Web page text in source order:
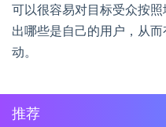
可以很容易对目标受众按
出哪些是自己的用户，从
动。
推荐